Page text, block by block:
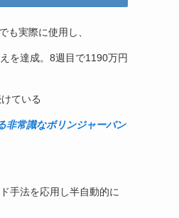
も実際に使用し、
を達成。8週目で1190万円
ている
非常識なボリンジャーバン
手法を応用し半自動的に